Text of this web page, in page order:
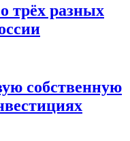
трёх разных
собственную